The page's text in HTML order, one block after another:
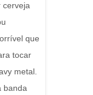
cerveja
que
tocar
metal.
banda